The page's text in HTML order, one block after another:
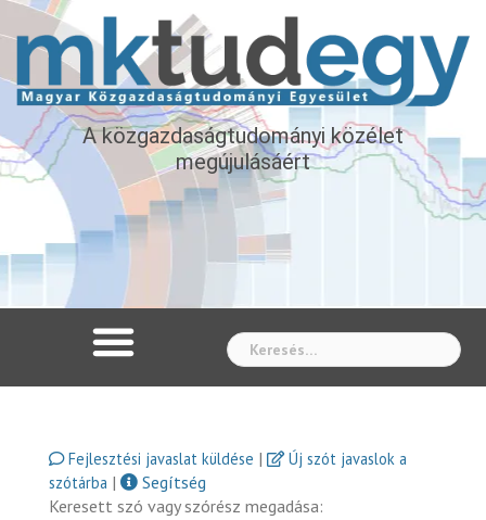
A közgazdaságtudományi közélet
megújulásáért
Fejlesztési javaslat küldése |
Új szót javaslok a
szótárba |
Segítség
Keresett szó vagy szórész megadása: